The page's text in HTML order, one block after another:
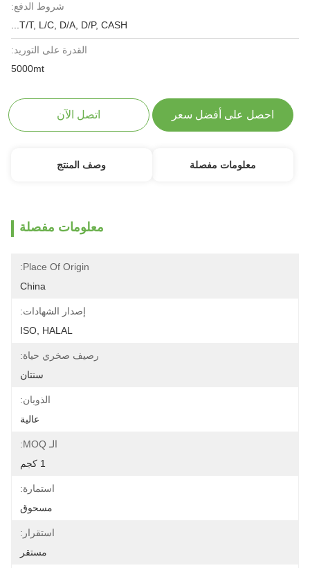
شروط الدفع:
T/T, L/C, D/A, D/P, CASH...
القدرة على التوريد:
5000mt
احصل على أفضل سعر اتصل الآن
معلومات مفصلة وصف المنتج
معلومات مفصلة
Place Of Origin:
China
إصدار الشهادات:
ISO, HALAL
رصيف صخري حياة:
سنتان
الذوبان:
عالية
الـ MOQ:
1 كجم
استمارة:
مسحوق
استقرار:
مستقر